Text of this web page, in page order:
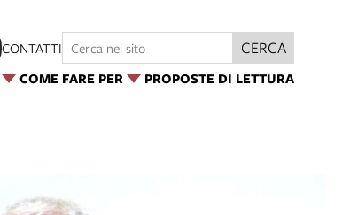
COME FARE PER PROPOSTE DI LETTURA
CONTATTI CERCA